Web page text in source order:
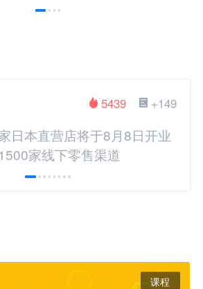
+149
5439
日本直营店将于8月8日开业
家线下零售渠道
课程